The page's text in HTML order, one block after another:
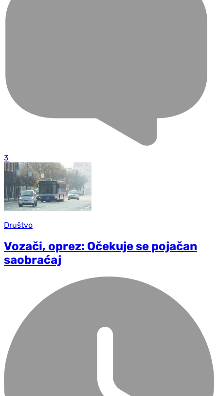
3
Društvo
Vozači, oprez: Očekuje se pojačan
saobraćaj